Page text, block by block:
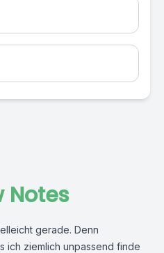
Notes
gerade. Denn
ich ziemlich unpassend finde